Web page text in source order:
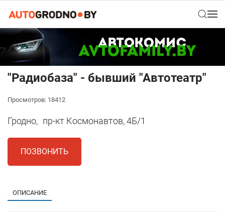
"Радиобаза" - бывший "Автотеатр"
Просмотров: 18412
Гродно, пр-кт Космонавтов, 4Б/1
ПОЗВОНИТЬ
ОПИСАНИЕ